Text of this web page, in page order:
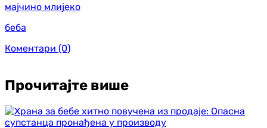
мајчино млијеко
беба
Коментари (0)
Прочитајте више